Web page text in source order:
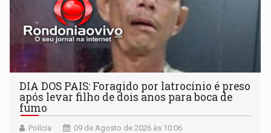
DIA DOS PAIS: Foragido por latrocínio é preso
após levar filho de dois anos para boca de
fumo
Polícia 09 de Agosto de 2026 às 10:06